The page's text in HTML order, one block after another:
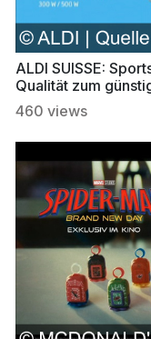
ALDI SUISSE:
Qualität zum
460 views